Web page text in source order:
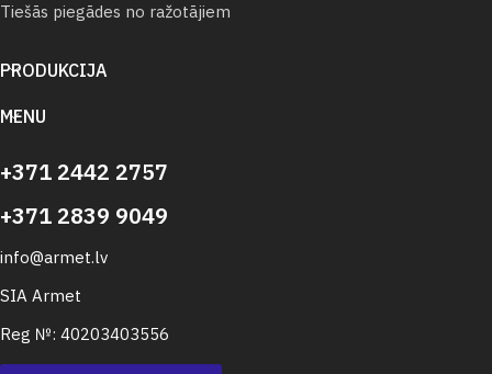
Tiešās piegādes no ražotājiem
PRODUKCIJA
MENU
+371 2442 2757
+371 2839 9049
info@armet.lv
SIA Armet
Reg №: 40203403556